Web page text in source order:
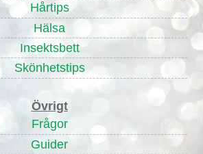
Hårtips
Hälsa
Insektsbett
Skönhetstips
Övrigt
Frågor
Guider